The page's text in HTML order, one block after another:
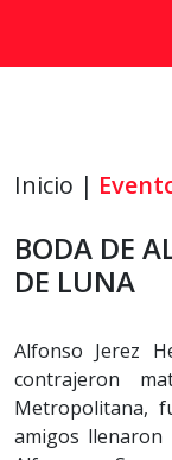
Inicio |
BODA DE
DE LUNA
Alfonso Jerez
contrajeron
Metropolitana,
amigos llenaron